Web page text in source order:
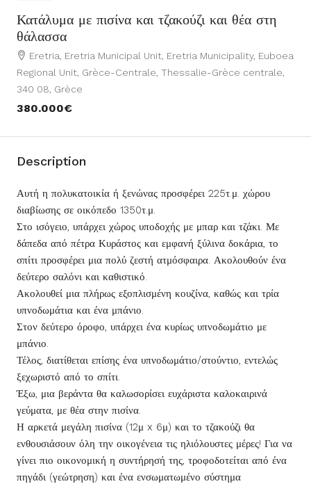
Κατάλυμα με πισίνα και τζακούζι και θέα στη
θάλασσα
Eretria, Eretria Municipal Unit, Eretria Municipality, Euboea
Regional Unit, Grèce-Centrale, Thessalie-Grèce centrale,
340 08, Grèce
380.000€
Description
Αυτή η πολυκατοικία ή ξενώνας προσφέρει 225τ.μ. χώρου
διαβίωσης σε οικόπεδο 1350τ.μ.
Στο ισόγειο, υπάρχει χώρος υποδοχής με μπαρ και τζάκι. Με
δάπεδα από πέτρα Κυράστος και εμφανή ξύλινα δοκάρια, το
σπίτι προσφέρει μια πολύ ζεστή ατμόσφαιρα. Ακολουθούν ένα
δεύτερο σαλόνι και καθιστικό.
Ακολουθεί μια πλήρως εξοπλισμένη κουζίνα, καθώς και τρία
υπνοδωμάτια και ένα μπάνιο.
Στον δεύτερο όροφο, υπάρχει ένα κυρίως υπνοδωμάτιο με
μπάνιο.
Τέλος, διατίθεται επίσης ένα υπνοδωμάτιο/στούντιο, εντελώς
ξεχωριστό από το σπίτι.
Έξω, μια βεράντα θα καλωσορίσει ευχάριστα καλοκαιρινά
γεύματα, με θέα στην πισίνα.
Η αρκετά μεγάλη πισίνα (12μ x 6μ) και το τζακούζι θα
ενθουσιάσουν όλη την οικογένεια τις ηλιόλουστες μέρες! Για να
γίνει πιο οικονομική η συντήρησή της, τροφοδοτείται από ένα
πηγάδι (γεώτρηση) και ένα ενσωματωμένο σύστημα